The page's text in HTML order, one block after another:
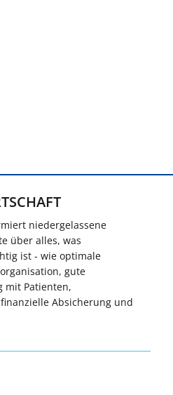
niedergelassene
über alles, was
ist - wie optimale
gute
mit Patienten,
Absicherung und